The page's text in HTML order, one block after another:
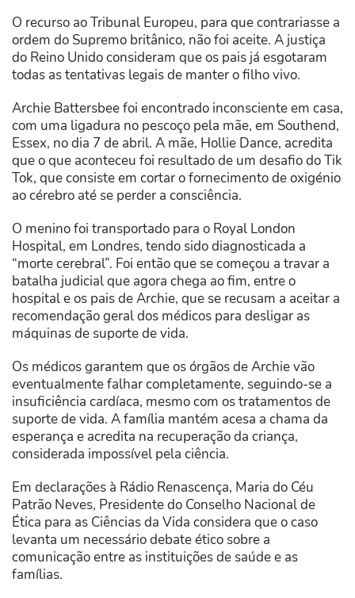
O recurso ao Tribunal Europeu, para que contrariasse a
ordem do Supremo britânico, não foi aceite. A justiça
do Reino Unido consideram que os pais já esgotaram
todas as tentativas legais de manter o filho vivo.
Archie Battersbee foi encontrado inconsciente em casa,
com uma ligadura no pescoço pela mãe, em Southend,
Essex, no dia 7 de abril. A mãe, Hollie Dance, acredita
que o que aconteceu foi resultado de um desafio do Tik
Tok, que consiste em cortar o fornecimento de oxigénio
ao cérebro até se perder a consciência.
O menino foi transportado para o Royal London
Hospital, em Londres, tendo sido diagnosticada a
“morte cerebral”. Foi então que se começou a travar a
batalha judicial que agora chega ao fim, entre o
hospital e os pais de Archie, que se recusam a aceitar a
recomendação geral dos médicos para desligar as
máquinas de suporte de vida.
Os médicos garantem que os órgãos de Archie vão
eventualmente falhar completamente, seguindo-se a
insuficiência cardíaca, mesmo com os tratamentos de
suporte de vida. A família mantém acesa a chama da
esperança e acredita na recuperação da criança,
considerada impossível pela ciência.
Em declarações à Rádio Renascença, Maria do Céu
Patrão Neves, Presidente do Conselho Nacional de
Ética para as Ciências da Vida considera que o caso
levanta um necessário debate ético sobre a
comunicação entre as instituições de saúde e as
famílias.